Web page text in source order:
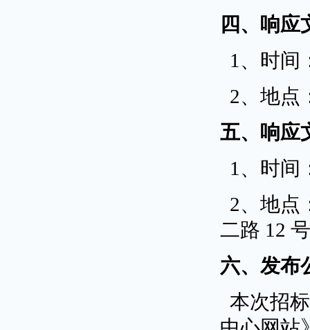
四、响应
1、时间
2、地点
五、响应
1、时间
2、地点
二路 12
六、发布
本次招